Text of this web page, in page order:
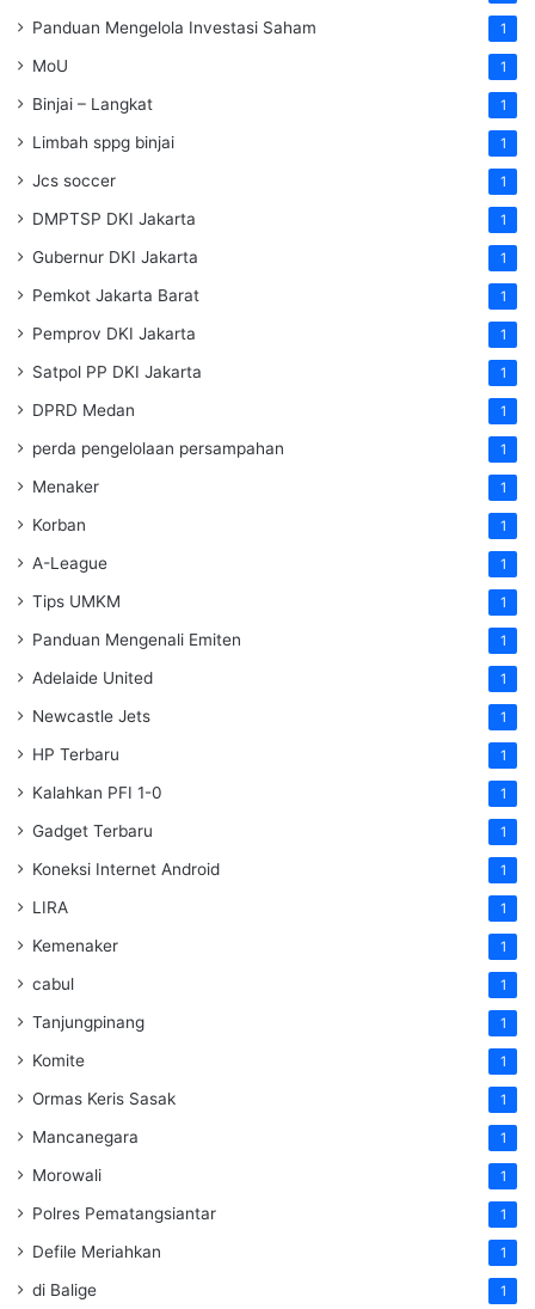
Panduan Mengelola Investasi Saham 1
MoU 1
Binjai – Langkat 1
Limbah sppg binjai 1
Jcs soccer 1
DMPTSP DKI Jakarta 1
Gubernur DKI Jakarta 1
Pemkot Jakarta Barat 1
Pemprov DKI Jakarta 1
Satpol PP DKI Jakarta 1
DPRD Medan 1
perda pengelolaan persampahan 1
Menaker 1
Korban 1
A-League 1
Tips UMKM 1
Panduan Mengenali Emiten 1
Adelaide United 1
Newcastle Jets 1
HP Terbaru 1
Kalahkan PFI 1-0 1
Gadget Terbaru 1
Koneksi Internet Android 1
LIRA 1
Kemenaker 1
cabul 1
Tanjungpinang 1
Komite 1
Ormas Keris Sasak 1
Mancanegara 1
Morowali 1
Polres Pematangsiantar 1
Defile Meriahkan 1
di Balige 1